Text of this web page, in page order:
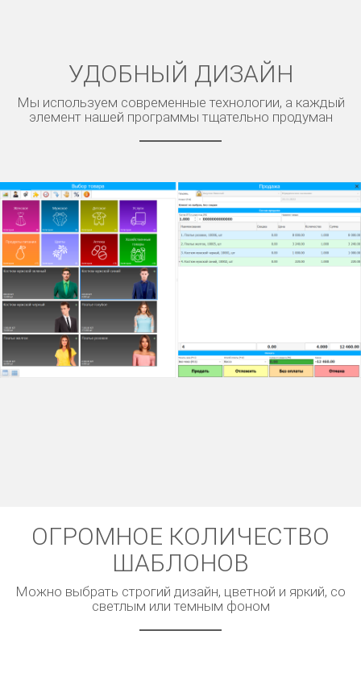
УДОБНЫЙ ДИЗАЙН
Мы используем современные технологии, а каждый
элемент нашей программы тщательно продуман
ОГРОМНОЕ КОЛИЧЕСТВО
ШАБЛОНОВ
Можно выбрать строгий дизайн, цветной и яркий, со
светлым или темным фоном